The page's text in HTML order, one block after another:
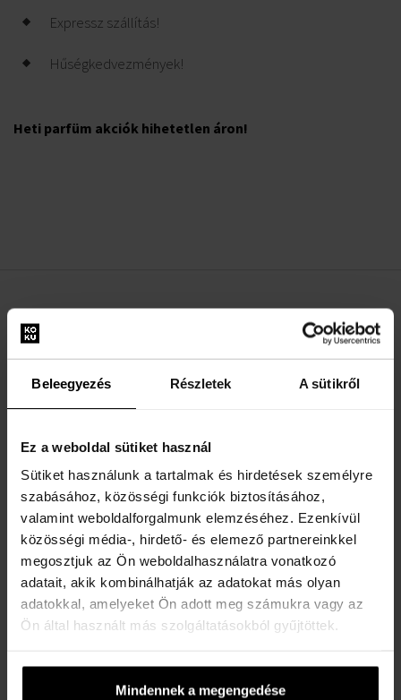
Beleegyezés Részletek A sütikről
Ez a weboldal sütiket használ
Sütiket használunk a tartalmak és hirdetések személyre
szabásához, közösségi funkciók biztosításához,
valamint weboldalforgalmunk elemzéséhez. Ezenkívül
közösségi média-, hirdető- és elemező partnereinkkel
megosztjuk az Ön weboldalhasználatra vonatkozó
adatait, akik kombinálhatják az adatokat más olyan
adatokkal, amelyeket Ön adott meg számukra vagy az
Ön által használt más szolgáltatásokból gyűjtöttek.
Mindennek a megengedése
Expressz szállítás!
Hűségkedvezmények!
Heti parfüm akciók hihetetlen áron!
Rólunk
Kapcsolatfelvételi űrlap
Kapcsolat
Hűségrendszer
Általános Szerződési Feltételek
Adatvédelmi nyilatkozat
Reklamációs űrlap
Szállítási információk
Mikor kapom meg a megrendelt árut?
Teszter parfüm jelentése